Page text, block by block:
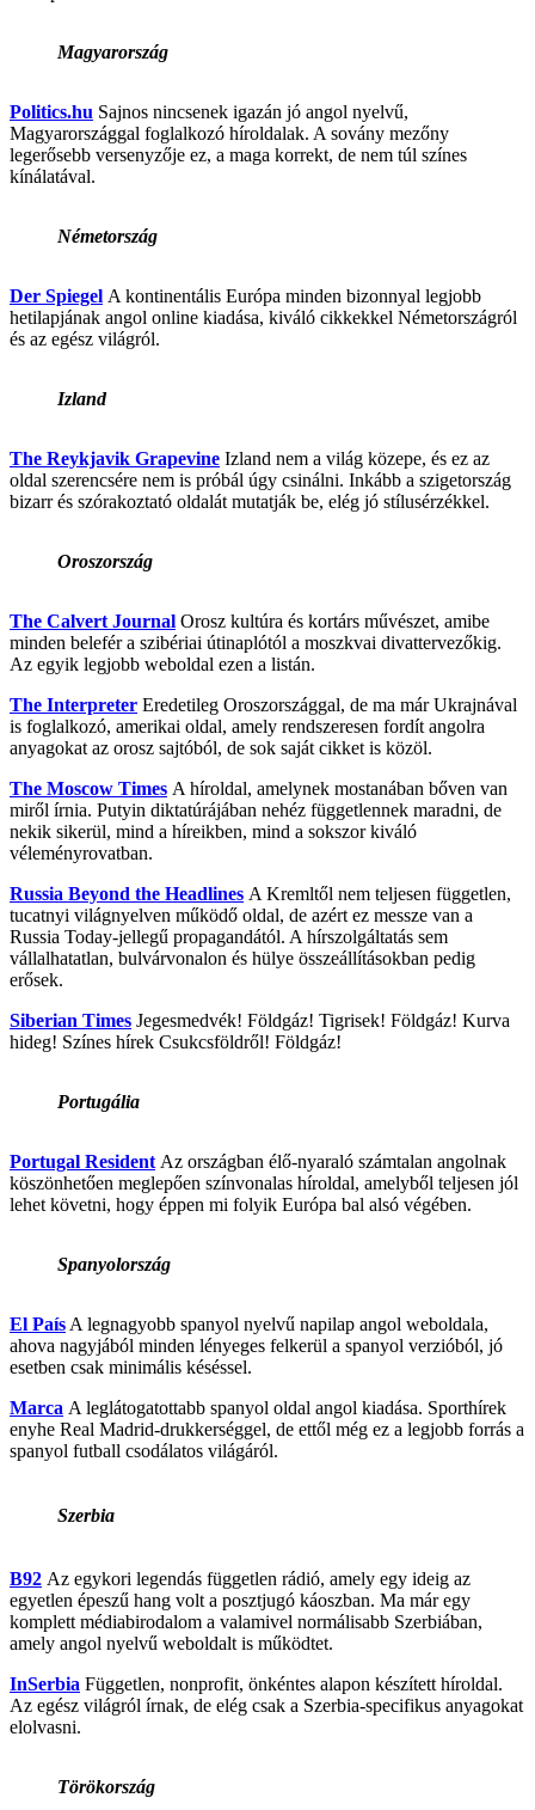
Magyarország
Politics.hu Sajnos nincsenek igazán jó angol nyelvű,
Magyarországgal foglalkozó híroldalak. A sovány mezőny
legerősebb versenyzője ez, a maga korrekt, de nem túl színes
kínálatával.
Németország
Der Spiegel A kontinentális Európa minden bizonnyal legjobb
hetilapjának angol online kiadása, kiváló cikkekkel Németországról
és az egész világról.
Izland
The Reykjavik Grapevine Izland nem a világ közepe, és ez az
oldal szerencsére nem is próbál úgy csinálni. Inkább a szigetország
bizarr és szórakoztató oldalát mutatják be, elég jó stílusérzékkel.
Oroszország
The Calvert Journal Orosz kultúra és kortárs művészet, amibe
minden belefér a szibériai útinaplótól a moszkvai divattervezőkig.
Az egyik legjobb weboldal ezen a listán.
The Interpreter Eredetileg Oroszországgal, de ma már Ukrajnával
is foglalkozó, amerikai oldal, amely rendszeresen fordít angolra
anyagokat az orosz sajtóból, de sok saját cikket is közöl.
The Moscow Times A híroldal, amelynek mostanában bőven van
miről írnia. Putyin diktatúrájában nehéz függetlennek maradni, de
nekik sikerül, mind a híreikben, mind a sokszor kiváló
véleményrovatban.
Russia Beyond the Headlines A Kremltől nem teljesen független,
tucatnyi világnyelven működő oldal, de azért ez messze van a
Russia Today-jellegű propagandától. A hírszolgáltatás sem
vállalhatatlan, bulvárvonalon és hülye összeállításokban pedig
erősek.
Siberian Times Jegesmedvék! Földgáz! Tigrisek! Földgáz! Kurva
hideg! Színes hírek Csukcsföldről! Földgáz!
Portugália
Portugal Resident Az országban élő-nyaraló számtalan angolnak
köszönhetően meglepően színvonalas híroldal, amelyből teljesen jól
lehet követni, hogy éppen mi folyik Európa bal alsó végében.
Spanyolország
El País A legnagyobb spanyol nyelvű napilap angol weboldala,
ahova nagyjából minden lényeges felkerül a spanyol verzióból, jó
esetben csak minimális késéssel.
Marca A leglátogatottabb spanyol oldal angol kiadása. Sporthírek
enyhe Real Madrid-drukkerséggel, de ettől még ez a legjobb forrás a
spanyol futball csodálatos világáról.
Szerbia
B92 Az egykori legendás független rádió, amely egy ideig az
egyetlen épeszű hang volt a posztjugó káoszban. Ma már egy
komplett médiabirodalom a valamivel normálisabb Szerbiában,
amely angol nyelvű weboldalt is működtet.
InSerbia Független, nonprofit, önkéntes alapon készített híroldal.
Az egész világról írnak, de elég csak a Szerbia-specifikus anyagokat
elolvasni.
Törökország